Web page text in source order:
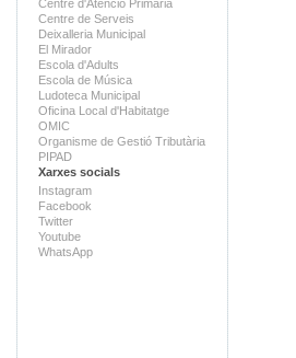
Centre d'Atenció Primària
Centre de Serveis
Deixalleria Municipal
El Mirador
Escola d'Adults
Escola de Música
Ludoteca Municipal
Oficina Local d'Habitatge
OMIC
Organisme de Gestió Tributària
PIPAD
Xarxes socials
Instagram
Facebook
Twitter
Youtube
WhatsApp